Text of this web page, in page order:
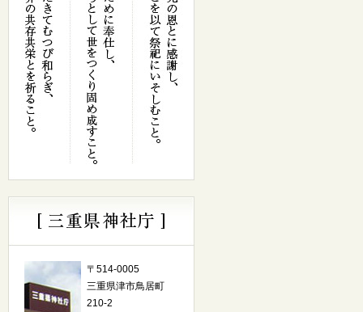
〒514-0005
三重県津市鳥居町
210-2